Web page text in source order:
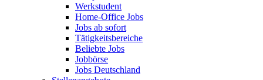
Werkstudent
Home-Office Jobs
Jobs ab sofort
Tätigkeitsbereiche
Beliebte Jobs
Jobbörse
Jobs Deutschland